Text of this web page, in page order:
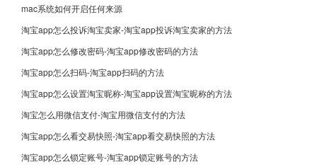
mac系统如何开启任何来源
淘宝app怎么投诉淘宝卖家-淘宝app投诉淘宝卖家的方法
淘宝app怎么修改密码-淘宝app修改密码的方法
淘宝app怎么扫码-淘宝app扫码的方法
淘宝app怎么设置淘宝昵称-淘宝app设置淘宝昵称的方法
淘宝怎么用微信支付-淘宝用微信支付的方法
淘宝app怎么看交易快照-淘宝app看交易快照的方法
淘宝app怎么锁定账号-淘宝app锁定账号的方法